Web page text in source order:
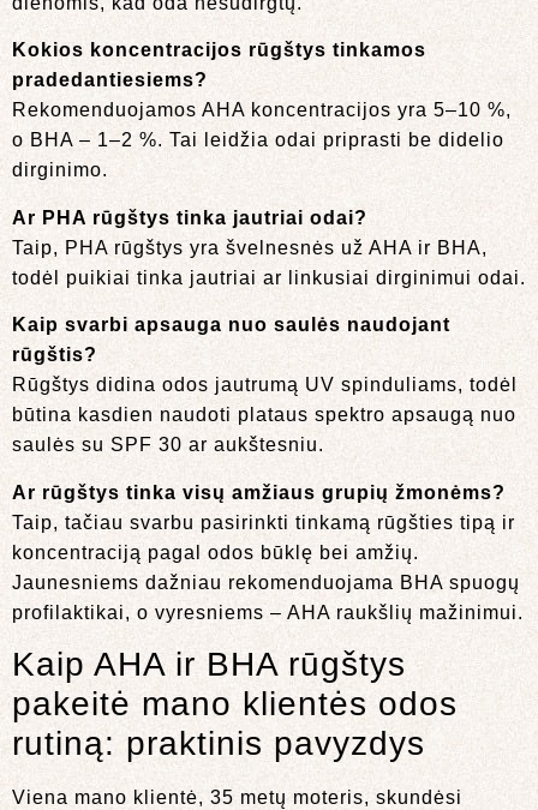
Kokios koncentracijos rūgštys tinkamos
pradedantiesiems?
Rekomenduojamos AHA koncentracijos yra 5–10 %,
o BHA – 1–2 %. Tai leidžia odai priprasti be didelio
dirginimo.
Ar PHA rūgštys tinka jautriai odai?
Taip, PHA rūgštys yra švelnesnės už AHA ir BHA,
todėl puikiai tinka jautriai ar linkusiai dirginimui odai.
Kaip svarbi apsauga nuo saulės naudojant
rūgštis?
Rūgštys didina odos jautrumą UV spinduliams, todėl
būtina kasdien naudoti plataus spektro apsaugą nuo
saulės su SPF 30 ar aukštesniu.
Ar rūgštys tinka visų amžiaus grupių žmonėms?
Taip, tačiau svarbu pasirinkti tinkamą rūgšties tipą ir
koncentraciją pagal odos būklę bei amžių.
Jaunesniems dažniau rekomenduojama BHA spuogų
profilaktikai, o vyresniems – AHA raukšlių mažinimui.
Kaip AHA ir BHA rūgštys
pakeitė mano klientės odos
rutiną: praktinis pavyzdys
Viena mano klientė, 35 metų moteris, skundėsi